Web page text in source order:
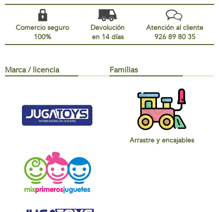
Comercio seguro
100%
Devolución
en 14 días
Atención al cliente
926 89 80 35
Marca / licencia Familias
Arrastre y encajables